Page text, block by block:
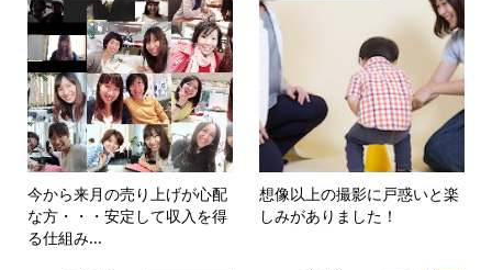
今から来月の売り上げが心配
な方・・・安定して収入を得
る仕組み...
想像以上の撮影に戸惑いと楽
しみがありました！